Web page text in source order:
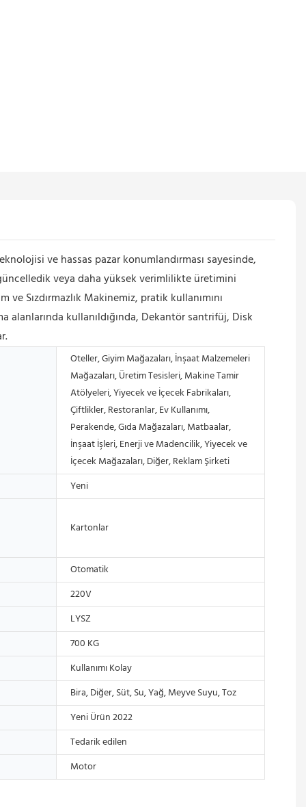
ve hassas pazar konumlandırması sayesinde,
veya daha yüksek verimlilikte üretimini
Sızdırmazlık Makinemiz, pratik kullanımını
kullanıldığında, Dekantör santrifüj, Disk
Oteller, Giyim Mağazaları, İnşaat Malzemeleri
Mağazaları, Üretim Tesisleri, Makine Tamir
Atölyeleri, Yiyecek ve İçecek Fabrikaları,
Çiftlikler, Restoranlar, Ev Kullanımı,
Perakende, Gıda Mağazaları, Matbaalar,
İnşaat İşleri, Enerji ve Madencilik, Yiyecek ve
İçecek Mağazaları, Diğer, Reklam Şirketi
Yeni
Kartonlar
Otomatik
220V
LYSZ
700 KG
Kullanımı Kolay
Bira, Diğer, Süt, Su, Yağ, Meyve Suyu, Toz
Yeni Ürün 2022
Tedarik edilen
Motor